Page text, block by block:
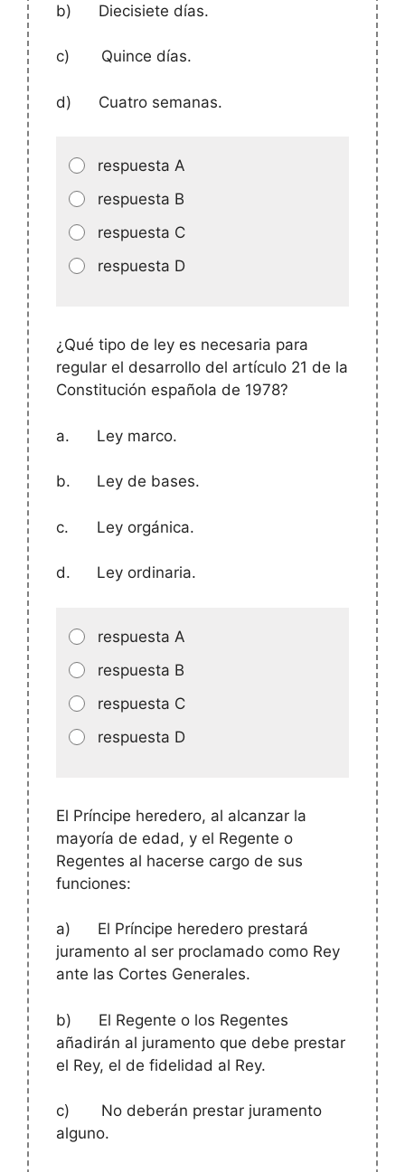
b) Diecisiete días.
c) Quince días.
d) Cuatro semanas.
respuesta A
respuesta B
respuesta C
respuesta D
¿Qué tipo de ley es necesaria para
regular el desarrollo del artículo 21 de la
Constitución española de 1978?
a. Ley marco.
b. Ley de bases.
c. Ley orgánica.
d. Ley ordinaria.
respuesta A
respuesta B
respuesta C
respuesta D
El Príncipe heredero, al alcanzar la
mayoría de edad, y el Regente o
Regentes al hacerse cargo de sus
funciones:
a) El Príncipe heredero prestará
juramento al ser proclamado como Rey
ante las Cortes Generales.
b) El Regente o los Regentes
añadirán al juramento que debe prestar
el Rey, el de fidelidad al Rey.
c) No deberán prestar juramento
alguno.